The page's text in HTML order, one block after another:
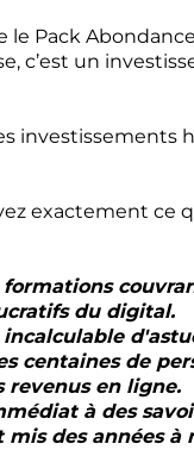
e Pack
c’est un
investissements
exactement ce
formations
du digital.
centaines de
revenus en ligne.
à des
mis des années à